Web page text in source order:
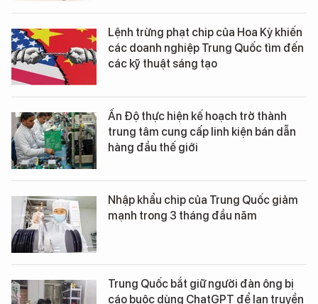
Lệnh trừng phạt chip của Hoa Kỳ khiến
các doanh nghiệp Trung Quốc tìm đến
các kỹ thuật sáng tạo
Ấn Độ thực hiện kế hoạch trở thành
trung tâm cung cấp linh kiện bán dẫn
hàng đầu thế giới
Nhập khẩu chip của Trung Quốc giảm
mạnh trong 3 tháng đầu năm
Trung Quốc bắt giữ người đàn ông bị
cáo buộc dùng ChatGPT để lan truyền